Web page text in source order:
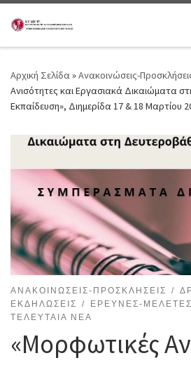
Μετάβαση στο περιεχόμενο
Αρχική Σελίδα»Ανακοινώσεις-
Ανισότητες και Εργασιακά Δικαιώματα
Εκπαίδευση», Διημερίδα 17 & 18 Μαρτίου
ΑΝΑΚΟΙΝΏΣΕΙΣ-ΠΡΟΣΚΛΉΣΕΙΣ
ΕΚΔΗΛΏΣΕΙΣ
ΈΡΕΥΝΕΣ-ΜΕΛΈΤΕΣ
ΤΕΛΕΥΤΑΊΑ ΝΈΑ
«Μορφωτικές